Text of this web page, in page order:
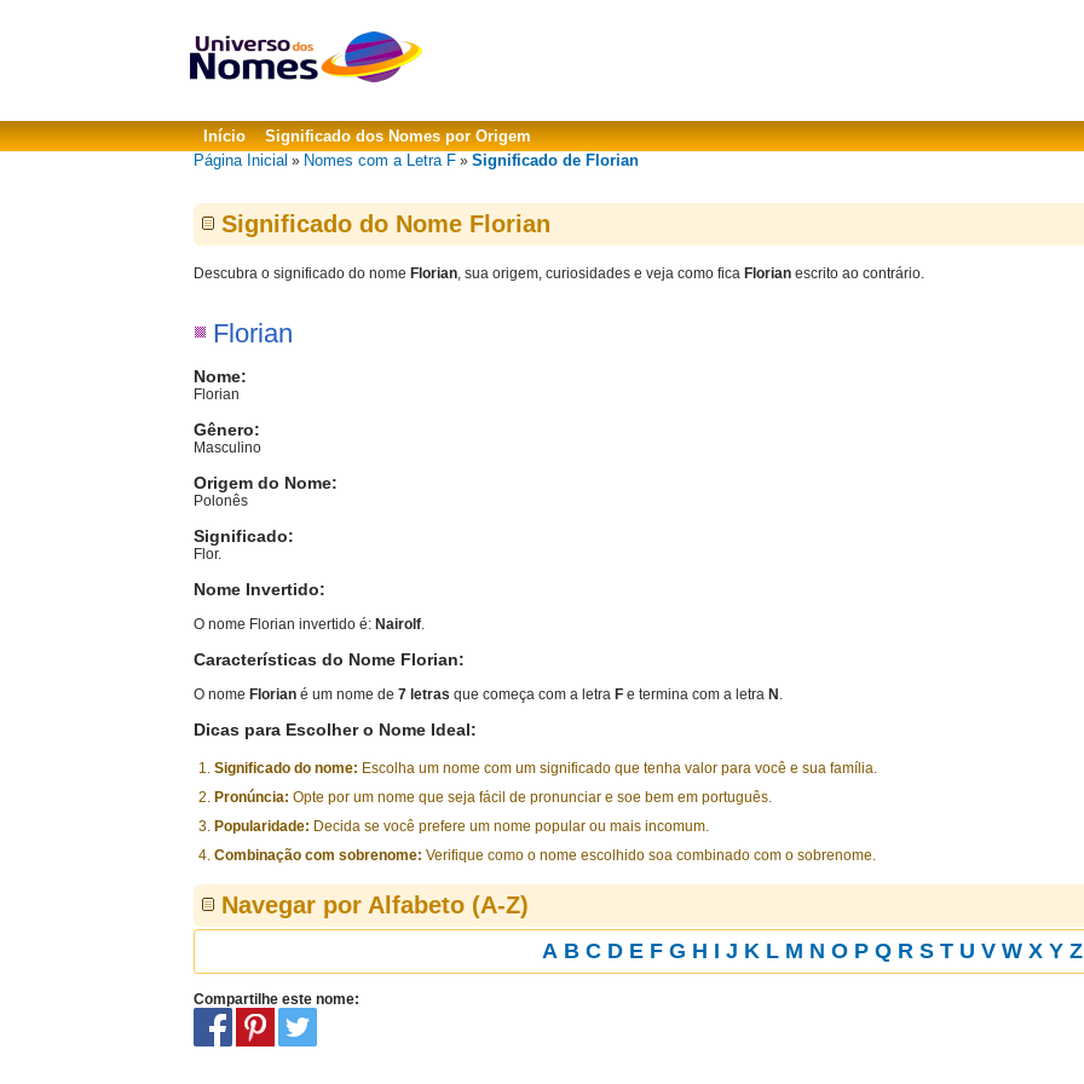
Início
Significado dos Nomes por Origem
Página Inicial » Nomes com a Letra F » Significado de Florian
Significado do Nome Florian
Descubra o significado do nome Florian, sua origem, curiosidades e veja como fica Florian escrito ao contrário.
Florian
Nome:
Florian
Gênero:
Masculino
Origem do Nome:
Polonês
Significado:
Flor.
Nome Invertido:
O nome Florian invertido é: Nairolf.
Características do Nome Florian:
O nome Florian é um nome de 7 letras que começa com a letra F e termina com a letra N .
Dicas para Escolher o Nome Ideal:
Significado do nome: Escolha um nome com um significado que tenha valor para você e sua família.
Pronúncia: Opte por um nome que seja fácil de pronunciar e soe bem em português.
Popularidade: Decida se você prefere um nome popular ou mais incomum.
Combinação com sobrenome: Verifique como o nome escolhido soa combinado com o sobrenome.
Navegar por Alfabeto (A-Z)
A B C D E F G H I J K L M N O P Q R S T U V W X Y Z
Compartilhe este nome: